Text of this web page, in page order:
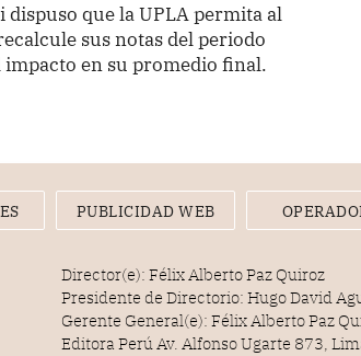
que la UPLA permita al
sus notas del periodo
en su promedio final.
PUBLICIDAD WEB
Director(e): Félix Alberto Paz Quiroz
Presidente de Directorio: Hugo David
Gerente General(e): Félix Alberto Paz
Editora Perú Av. Alfonso Ugarte 873,